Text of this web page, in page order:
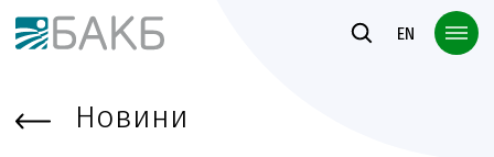
Към основното съдържание
EN
Новини